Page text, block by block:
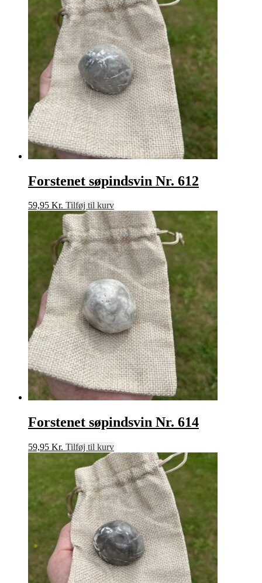
Forstenet søpindsvin Nr. 612
59,95 Kr. Tilføj til kurv
Forstenet søpindsvin Nr. 614
59,95 Kr. Tilføj til kurv